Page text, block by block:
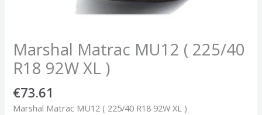
Marshal Matrac MU12 ( 225/40
R18 92W XL )
€73.61
Marshal Matrac MU12 ( 225/40 R18 92W XL )